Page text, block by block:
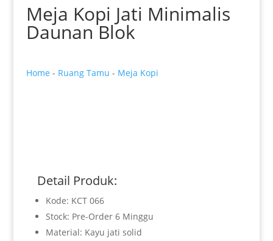
Meja Kopi Jati Minimalis
Daunan Blok
Home - Ruang Tamu - Meja Kopi
Detail Produk:
Kode: KCT 066
Stock: Pre-Order 6 Minggu
Material: Kayu jati solid